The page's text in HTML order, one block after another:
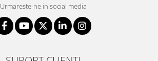
Urmareste-ne in social media